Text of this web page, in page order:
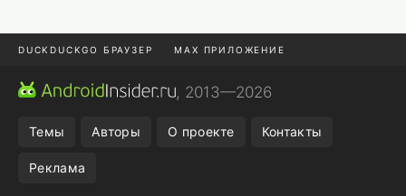
DUCKDUCKGO БРАУЗЕР MAX ПРИЛОЖЕНИЕ
ПРИЛОЖЕНИЯ ANDROID
, 2013—2026
Темы Авторы О проекте Контакты
Реклама